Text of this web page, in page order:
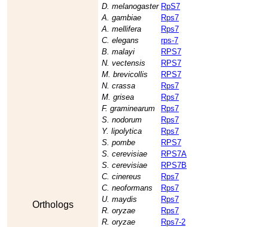
Orthologs
D. melanogaster RpS7
A. gambiae
Rps7
A. mellifera
Rps7
C. elegans
rps-7
B. malayi
RPS7
N. vectensis
RPS7
M. brevicollis
RPS7
N. crassa
Rps7
M. grisea
Rps7
F. graminearum
Rps7
S. nodorum
Rps7
Y. lipolytica
Rps7
S. pombe
RPS7
S. cerevisiae
RPS7A
S. cerevisiae
RPS7B
C. cinereus
Rps7
C. neoformans
Rps7
U. maydis
Rps7
R. oryzae
Rps7
R. oryzae
Rps7-2